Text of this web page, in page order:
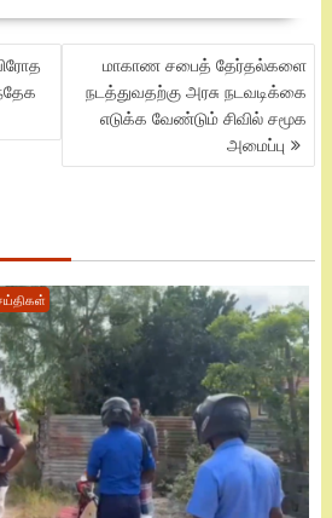
மாகாண சபைத் தேர்தல்களை
நடத்துவதற்கு அரசு நடவடிக்கை
எடுக்க வேண்டும் சிவில் சமூக
அமைப்பு